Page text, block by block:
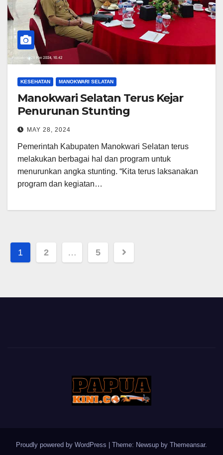
KESEHATAN MANOKWARI SELATAN
Manokwari Selatan Terus Kejar
Penurunan Stunting
MAY 28, 2024
Pemerintah Kabupaten Manokwari Selatan terus
melakukan berbagai hal dan program untuk
menurunkan angka stunting. “Kita terus laksanakan
program dan kegiatan…
Posts
1 2 … 5
Proudly powered by WordPress Theme: Newsup by Themeansar.